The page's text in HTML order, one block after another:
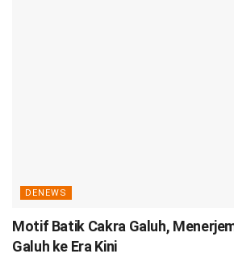
DENEWS
Motif Batik Cakra Galuh,
Galuh ke Era Kini